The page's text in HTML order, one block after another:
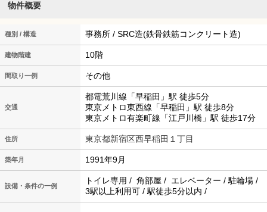
物件概要
種別 / 構造 事務所 / SRC造(鉄骨鉄筋コンクリート造)
建物階建 10階
間取り一例 その他
交通
都電荒川線「早稲田」駅 徒歩5分
東京メトロ東西線「早稲田」駅 徒歩8分
東京メトロ有楽町線「江戸川橋」駅 徒歩17分
住所 東京都新宿区西早稲田１丁目
築年月 1991年9月
設備・条件の一例
トイレ専用 / 角部屋 / エレベーター / 駐輪場 /
3駅以上利用可 / 駅徒歩5分以内 /